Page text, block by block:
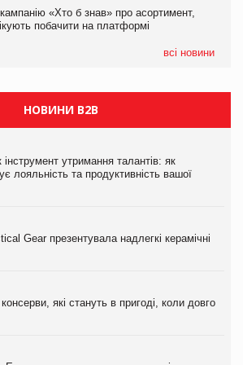
«Хто б знав» про асортимент,
побачити на платформі
всі новини
VARUS купує мережу магазинів
НОВИНИ B2B
інструмент утримання талантів: як
лояльність та продуктивність вашої
Gear презентувала надлегкі керамічні
які стануть в пригоді, коли довго